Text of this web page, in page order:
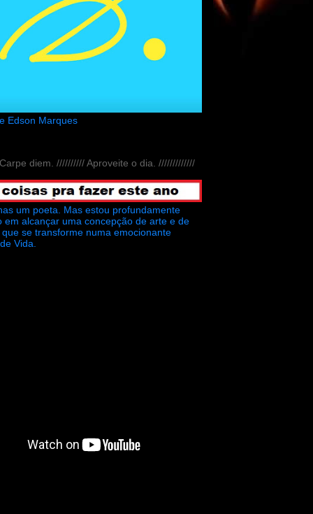
Edson Marques
diem. ////////// Aproveite o dia. /////////////
um poeta. Mas estou profundamente
em alcançar uma concepção de arte e de
que se transforme numa emocionante
Vida.